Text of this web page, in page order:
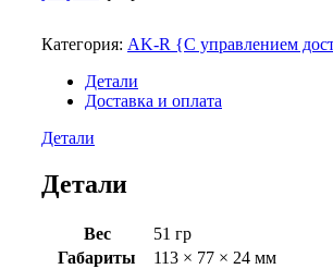
Категория: AK-R {С управлением
Детали
Доставка и оплата
Детали
Детали
Вес
51 гр
Габариты
113 × 77 × 24 мм